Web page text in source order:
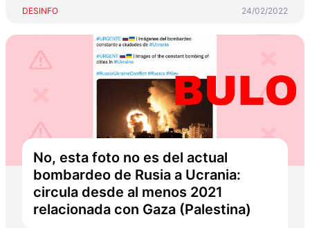
DESINFO 24/02/2022
No, esta foto no es del actual
bombardeo de Rusia a Ucrania:
circula desde al menos 2021
relacionada con Gaza (Palestina)